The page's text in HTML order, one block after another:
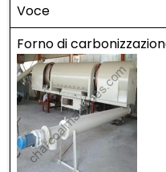
Voce
Forno di